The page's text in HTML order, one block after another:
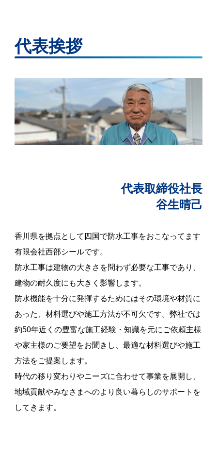
代表挨拶
代表取締役社長
谷生晴己
香川県を拠点として四国で防水工事をおこなってます
有限会社西部シールです。
防水工事は建物の大きさを問わず必要な工事であり、
建物の耐久度にも大きく影響します。
防水機能を十分に発揮するためにはその環境や材質に
あった、材料選びや施工方法が不可欠です。弊社では
約50年近くの豊富な施工経験・知識を元にご依頼主様
や家主様のご要望をお聞きし、最適な材料選びや施工
方法をご提案します。
時代の移り変わりやニーズに合わせて事業を展開し、
地域貢献やみなさまへのより良い暮らしのサポートを
してきます。